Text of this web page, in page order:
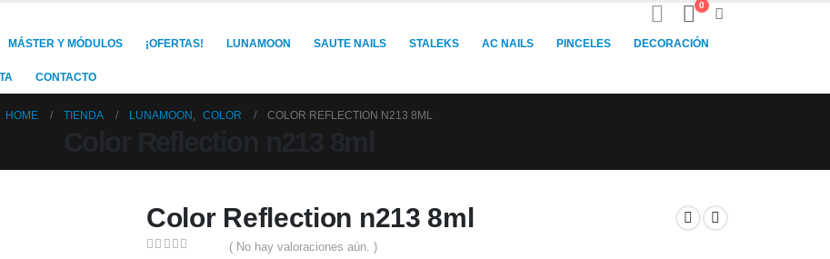
0
MÁSTER Y MÓDULOS ¡OFERTAS! LUNAMOON SAUTE NAILS STALEKS AC NAILS PINCELES DECORACIÓN
CONTACTO
HOME TIENDA LUNAMOON , COLOR COLOR REFLECTION N213 8ML
Color Reflection n213 8ml
( No hay valoraciones aún. )